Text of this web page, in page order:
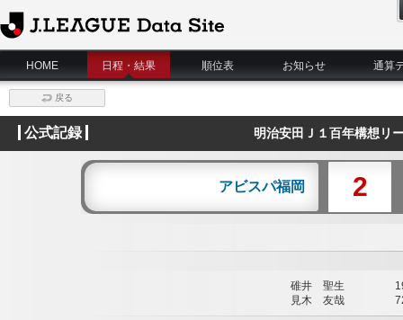
J.League Data Site
HOME
日程・結果 順位表 お知らせ 通算
戻る
公式記録 明治安田Ｊ１百年構想
アビスパ福岡 2
碓井 聖生
見木 友哉